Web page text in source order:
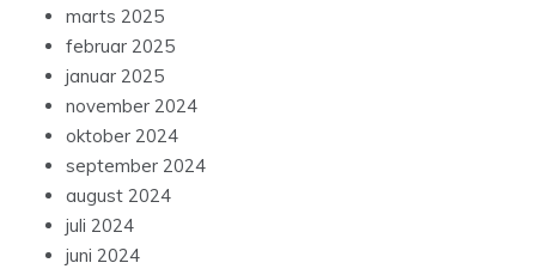
marts 2025
februar 2025
januar 2025
november 2024
oktober 2024
september 2024
august 2024
juli 2024
juni 2024